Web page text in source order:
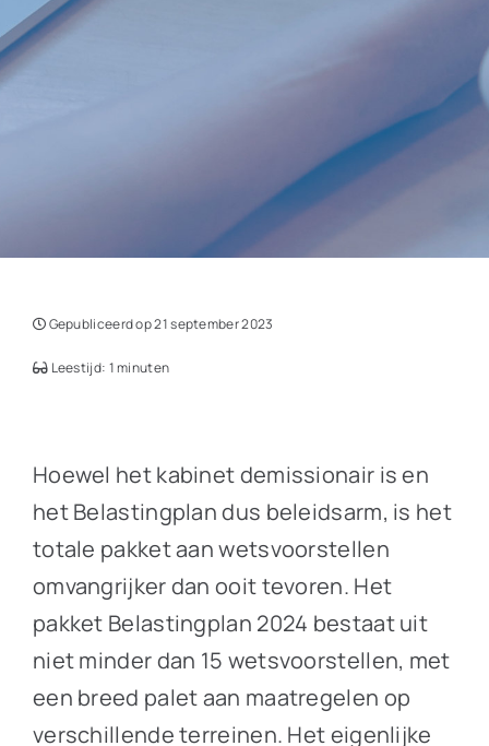
Gepubliceerd op 21 september 2023
Leestijd: 1 minuten
Hoewel het kabinet demissionair is en
het Belastingplan dus beleidsarm, is het
totale pakket aan wetsvoorstellen
omvangrijker dan ooit tevoren. Het
pakket Belastingplan 2024 bestaat uit
niet minder dan 15 wetsvoorstellen, met
een breed palet aan maatregelen op
verschillende terreinen. Het eigenlijke